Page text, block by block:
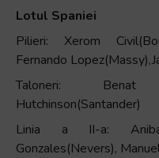
Lotul Spaniei
Pilieri: Xerom
Fernando
Taloneri: Benat
Hutchinson(Santander)
Linia a II-a: Anibal
Gonzales(Nevers),